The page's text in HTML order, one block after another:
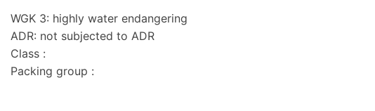
WGK 3: highly water endangering
ADR: not subjected to ADR
Class :
Packing group :